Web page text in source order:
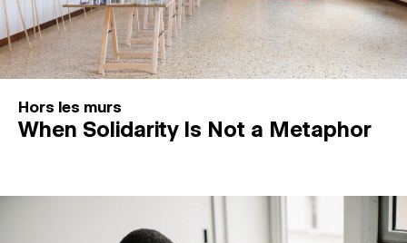
Hors les murs
When Solidarity Is Not a Metaphor